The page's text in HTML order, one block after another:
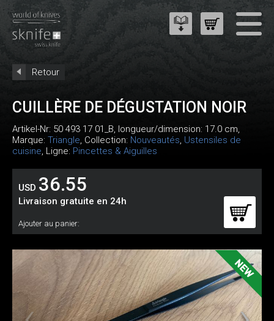
Retour
CUILLÈRE DE DÉGUSTATION NOIR
Artikel-Nr: 50 493 17 01_B, longueur/dimension: 17.0 cm,
Marque: Triangle, Collection: Nouveautés, Ustensiles de
cuisine, Ligne: Pincettes & Aiguilles
USD 36.55
Livraison gratuite en 24h
Ajouter au panier: